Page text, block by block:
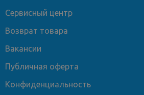
Сервисный центр
Возврат товара
Вакансии
Публичная оферта
Конфиденциальность